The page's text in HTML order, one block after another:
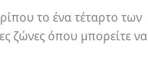
το ένα τέταρτο των
ζώνες όπου μπορείτε να